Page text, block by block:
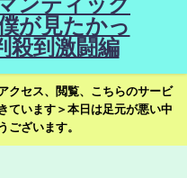
が見たかっ
殺到激闘編
クセス、閲覧、こちらのサービ
ています＞本日は足元が悪い中
ございます。